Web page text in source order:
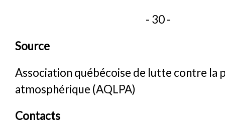
- 30 -
Source
Association québécoise de lutte contre la
atmosphérique (AQLPA)
Contacts